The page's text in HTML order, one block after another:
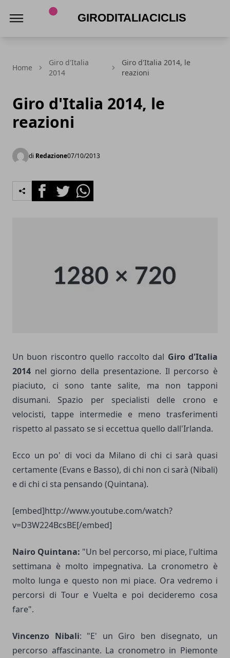
Home
Giro d'Italia
2014
Giro d'Italia 2014, le
reazioni
Giro d'Italia 2014, le
reazioni
di Redazione07/10/2013
FacebookTwitterWhatsapp
Un buon riscontro quello raccolto dal Giro d'Italia
2014 nel giorno della presentazione. Il percorso è
piaciuto, ci sono tante salite, ma non tapponi
disumani. Spazio per specialisti delle crono e
velocisti, tappe intermedie e meno trasferimenti
rispetto al passato se si eccettua quello dall'Irlanda.
Ecco un po' di voci da Milano di chi ci sarà quasi
certamente (Evans e Basso), di chi non ci sarà (Nibali)
e di chi ci sta pensando (Quintana).
[embed]http://www.youtube.com/watch?
v=D3W224BcsBE[/embed]
Nairo Quintana: "Un bel percorso, mi piace, l'ultima
settimana è molto impegnativa. La cronometro è
molto lunga e questo non mi piace. Ora vedremo i
percorsi di Tour e Vuelta e poi decideremo cosa
fare".
Vincenzo Nibali: "E' un Giro ben disegnato, un
percorso affascinante. La cronometro in Piemonte